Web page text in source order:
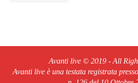
Avanti live © 2019 - All
Avanti live è una testata registrata